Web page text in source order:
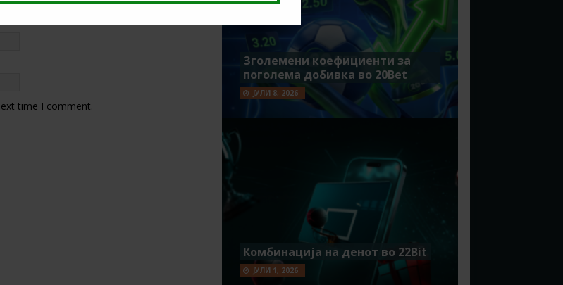
time I comment.
Зголемени коефициенти за
поголема добивка во 20Bet
ЈУЛИ 8, 2026
Комбинација на денот во 22Bit
ЈУЛИ 1, 2026